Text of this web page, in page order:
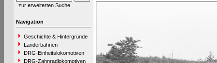
zur erweiterten Suche
Navigation
Geschichte & Hintergründe
Länderbahnen
DRG-Einheitslokomotiven
DRG-Zahnradlokomotiven